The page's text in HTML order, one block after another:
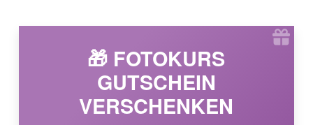
🎁 FOTOKURS
GUTSCHEIN
VERSCHENKEN